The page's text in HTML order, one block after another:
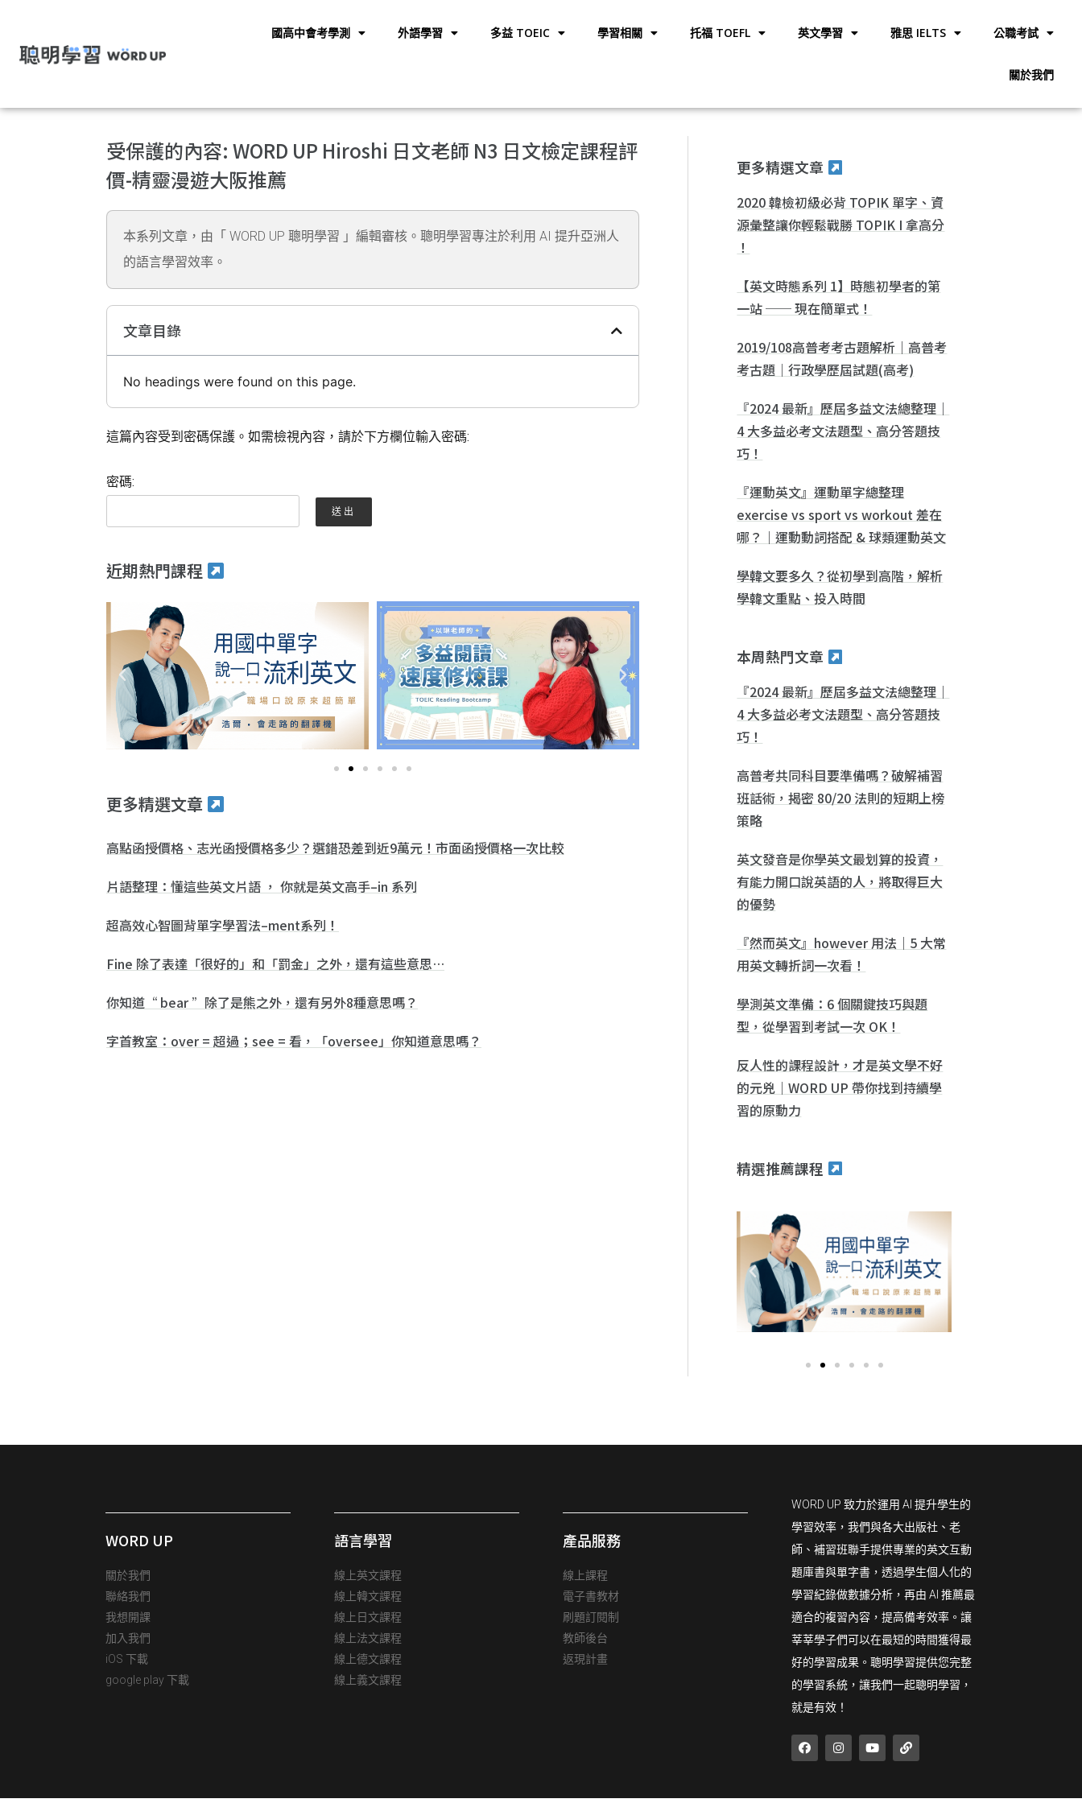
國高中會考學測 外語學習 多益 TOEIC 學習相關 托福 TOEFL 英文學習 雅思 IELTS 公職考試
關於我們
受保護的內容: WORD UP Hiroshi 日文老師 N3 日文檢定課程評
價-精靈漫遊大阪推薦
本系列文章，由「 WORD UP 聰明學習 」編輯審核。聰明學習專注於利用 AI 提升亞洲人
的語言學習效率。
文章目錄
No headings were found on this page.
這篇內容受到密碼保護。如需檢視內容，請於下方欄位輸入密碼:
密碼:
近期熱門課程
更多精選文章
高點函授價格、志光函授價格多少？選錯恐差到近9萬元！市面函授價格一次比較
片語整理：懂這些英文片語 ， 你就是英文高手–in 系列
超高效心智圖背單字學習法–ment系列！
Fine 除了表達「很好的」和「罰金」之外，還有這些意思…
你知道“ bear ”除了是熊之外，還有另外8種意思嗎？
字首教室：over = 超過；see = 看，「oversee」你知道意思嗎？
更多精選文章
2020 韓檢初級必背 TOPIK 單字、資
源彙整讓你輕鬆戰勝 TOPIK I 拿高分
！
【英文時態系列 1】時態初學者的第
一站 ── 現在簡單式！
2019/108高普考考古題解析｜高普考
考古題｜行政學歷屆試題(高考)
『2024 最新』歷屆多益文法總整理｜
4 大多益必考文法題型、高分答題技
巧！
『運動英文』運動單字總整理
exercise vs sport vs workout 差在
哪？｜運動動詞搭配 & 球類運動英文
學韓文要多久？從初學到高階，解析
學韓文重點、投入時間
本周熱門文章
『2024 最新』歷屆多益文法總整理｜
4 大多益必考文法題型、高分答題技
巧！
高普考共同科目要準備嗎？破解補習
班話術，揭密 80/20 法則的短期上榜
策略
英文發音是你學英文最划算的投資，
有能力開口說英語的人，將取得巨大
的優勢
『然而英文』however 用法｜5 大常
用英文轉折詞一次看！
學測英文準備：6 個關鍵技巧與題
型，從學習到考試一次 OK！
反人性的課程設計，才是英文學不好
的元兇｜WORD UP 帶你找到持續學
習的原動力
精選推薦課程
WORD UP
關於我們
聯絡我們
我想開課
加入我們
iOS 下載
google play 下載
語言學習
線上英文課程
線上韓文課程
線上日文課程
線上法文課程
線上德文課程
線上義文課程
產品服務
線上課程
電子書教材
刷題訂閱制
教師後台
返現計畫
WORD UP 致力於運用 AI 提升學生的
學習效率，我們與各大出版社、老
師、補習班聯手提供專業的英文互動
題庫書與單字書，透過學生個人化的
學習紀錄做數據分析，再由 AI 推薦最
適合的複習內容，提高備考效率。讓
莘莘學子們可以在最短的時間獲得最
好的學習成果。聰明學習提供您完整
的學習系統，讓我們一起聰明學習，
就是有效！